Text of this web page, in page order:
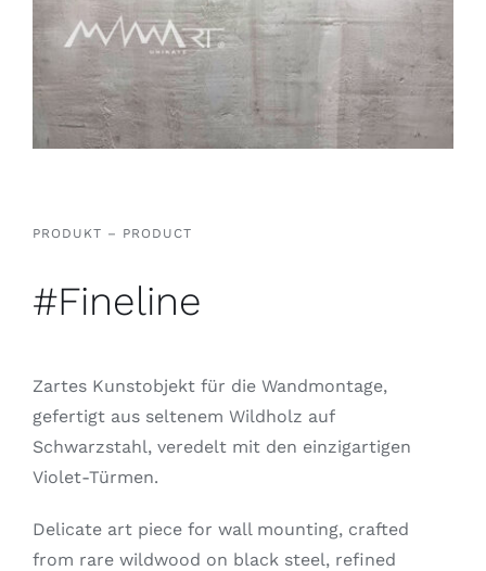
PRODUKT – PRODUCT
#Fineline
Zartes Kunstobjekt für die Wandmontage,
gefertigt aus seltenem Wildholz auf
Schwarzstahl, veredelt mit den einzigartigen
Violet-Türmen.
Delicate art piece for wall mounting, crafted
from rare wildwood on black steel, refined